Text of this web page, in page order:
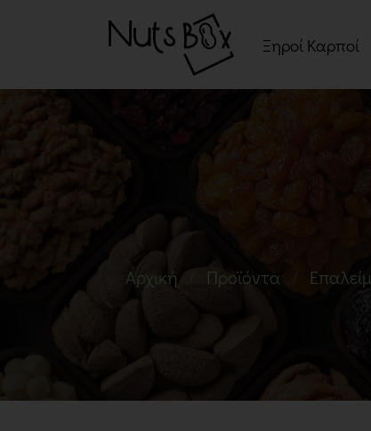
Ξηροί Καρποί
Αρχική Προϊόντα